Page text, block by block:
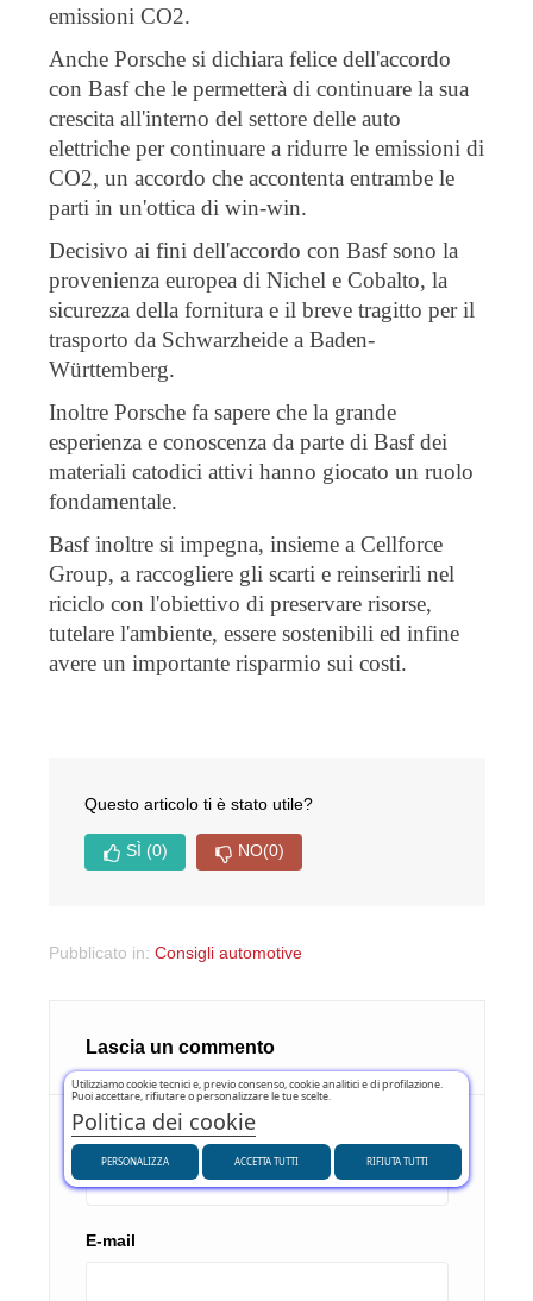
emissioni CO2.
Anche Porsche si dichiara felice dell'accordo
con Basf che le permetterà di continuare la sua
crescita all'interno del settore delle auto
elettriche per continuare a ridurre le emissioni di
CO2, un accordo che accontenta entrambe le
parti in un'ottica di win-win.
Decisivo ai fini dell'accordo con Basf sono la
provenienza europea di Nichel e Cobalto, la
sicurezza della fornitura e il breve tragitto per il
trasporto da Schwarzheide a Baden-
Württemberg.
Inoltre Porsche fa sapere che la grande
esperienza e conoscenza da parte di Basf dei
materiali catodici attivi hanno giocato un ruolo
fondamentale.
Basf inoltre si impegna, insieme a Cellforce
Group, a raccogliere gli scarti e reinserirli nel
riciclo con l'obiettivo di preservare risorse,
tutelare l'ambiente, essere sostenibili ed infine
avere un importante risparmio sui costi.
Questo articolo ti è stato utile?
SÌ (0) NO(0)
Pubblicato in: Consigli automotive
Lascia un commento
Nome
E-mail
Utilizziamo cookie tecnici e, previo consenso, cookie analitici e di profilazione.
Puoi accettare, rifiutare o personalizzare le tue scelte.
Politica dei cookie
PERSONALIZZA RIFIUTA TUTTI
ACCETTA TUTTI